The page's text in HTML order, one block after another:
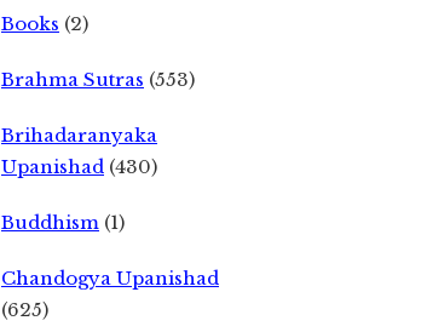
Books (2)
Brahma Sutras (553)
Brihadaranyaka
Upanishad (430)
Buddhism (1)
Chandogya Upanishad
(625)